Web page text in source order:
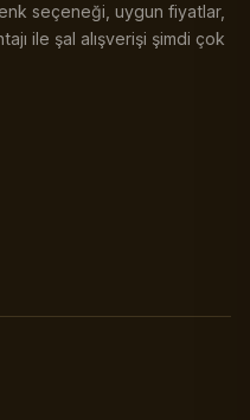
seçeneği, uygun fiyatlar,
ile şal alışverişi şimdi çok